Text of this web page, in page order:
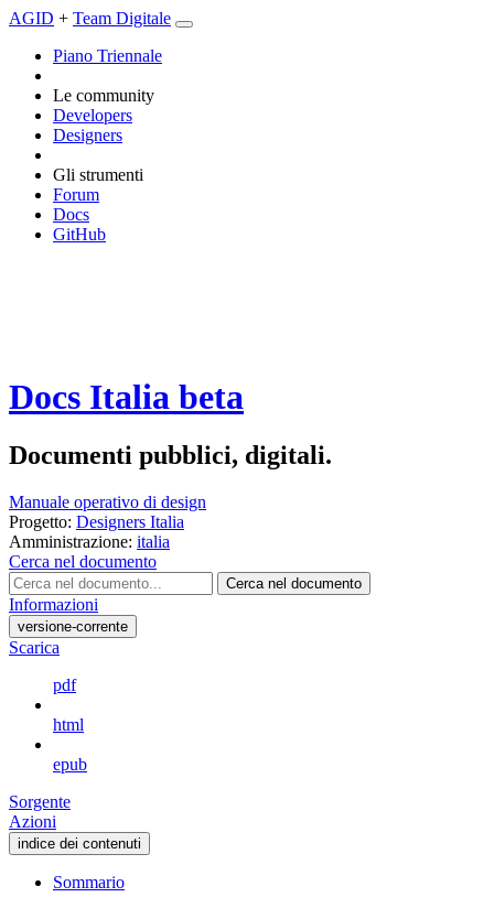
AGID + Team Digitale
Piano Triennale
Le community
Developers
Designers
Gli strumenti
Forum
Docs
GitHub
Docs Italia beta
Documenti pubblici, digitali.
Manuale operativo di design
Progetto: Designers Italia
Amministrazione: italia
Cerca nel documento
Cerca nel documento
Informazioni
versione-corrente
Scarica
pdf
html
epub
Sorgente
Azioni
indice dei contenuti
Sommario